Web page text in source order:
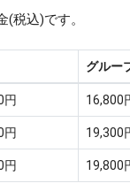
税込)です。
グルー
円 16,800
円 19,300
円 19,800